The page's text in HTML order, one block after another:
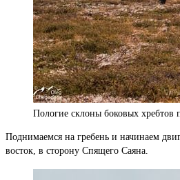
Пологие склоны боковых хребтов
Поднимаемся на гребень и начинаем
восток, в сторону Спящего Саяна.